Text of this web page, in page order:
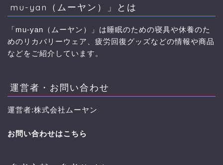
mu-yan（ムーヤン）」とは
「mu-yan（ムーヤン）」は睡眠のための寝具や休養のた
めのリカバリーウェア、疲労回復グッズなどの情報や商品
などをご紹介しています。
運営者・お問い合わせ
運営者:株式会社ムーヤン
お問い合わせはこちら